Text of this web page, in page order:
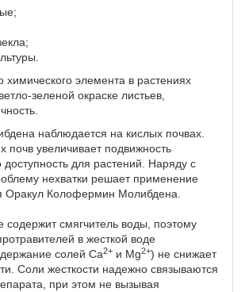
химического элемента в растениях
зеленой окраске листьев,
наблюдается на кислых почвах.
почв увеличивает подвижность
для растений. Наряду с
нехватки решает применение
Оракул Колофермин Молибдена.
содержит смягчитель воды, поэтому
в жесткой воде
солей Ca2+ и Mg2+) не снижает
Соли жесткости надежно связываются
при этом не вызывая